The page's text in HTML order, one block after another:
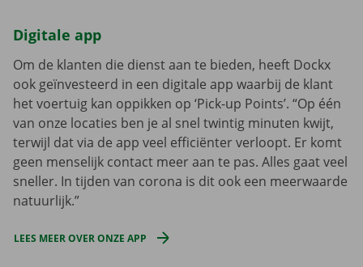
Digitale app
Om de klanten die dienst aan te bieden, heeft Dockx
ook geïnvesteerd in een digitale app waarbij de klant
het voertuig kan oppikken op ‘Pick-up Points’. “Op één
van onze locaties ben je al snel twintig minuten kwijt,
terwijl dat via de app veel efficiënter verloopt. Er komt
geen menselijk contact meer aan te pas. Alles gaat veel
sneller. In tijden van corona is dit ook een meerwaarde
natuurlijk.”
LEES MEER OVER ONZE APP